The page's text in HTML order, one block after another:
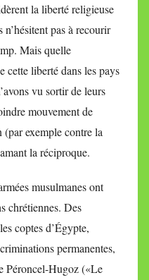
la liberté religieuse
pas à recourir
Mais quelle
cette liberté dans les pays
vu sortir de leurs
mouvement de
exemple contre la
la réciproque.
musulmanes ont
chrétiennes. Des
coptes d’Égypte,
permanentes,
Péroncel-Hugoz («Le